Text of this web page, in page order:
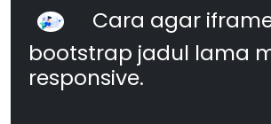
Cara agar
bootstrap jadul lama
responsive.